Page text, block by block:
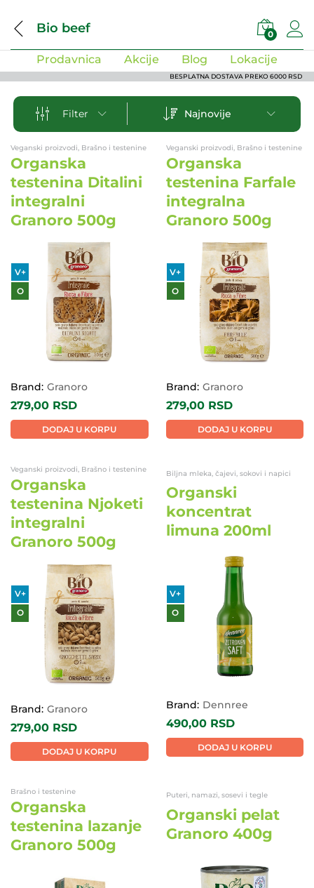
Bio beef 0
Prodavnica Akcije Blog Lokacije
BESPLATNA DOSTAVA PREKO 6000 RSD
Filter Najnovije
Veganski proizvodi, Brašno i testenine
Organska
testenina Ditalini
integralni
Granoro 500g
V+
O
Brand: Granoro
279,00 RSD
DODAJ U KORPU
Veganski proizvodi, Brašno i testenine
Organska
testenina Farfale
integralna
Granoro 500g
V+
O
Brand: Granoro
279,00 RSD
DODAJ U KORPU
Veganski proizvodi, Brašno i testenine
Organska
testenina Njoketi
integralni
Granoro 500g
V+
O
Brand: Granoro
279,00 RSD
DODAJ U KORPU
Biljna mleka, čajevi, sokovi i napici
Organski
koncentrat
limuna 200ml
V+
O
Brand: Dennree
490,00 RSD
DODAJ U KORPU
Brašno i testenine
Organska
testenina lazanje
Granoro 500g
Puteri, namazi, sosevi i tegle
Organski pelat
Granoro 400g